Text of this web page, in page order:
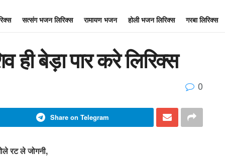
सत्संग भजन लिरिक्स रामायण भजन होली भजन लिरिक्स गरबा लिरिक्स
ही बेड़ा पार करे लिरिक्स
0
Share on Telegram
रट ले जोगनी,